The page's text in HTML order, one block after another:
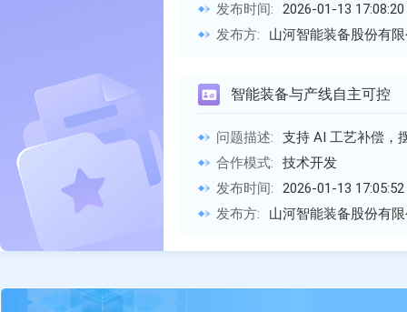
发布时间:
2026-01-13 17:08:20
发布方:
山河智能装备股份有
智能装备与产线自主可控
问题描述:
支持 AI 工艺补偿，摆脱进口依赖，适
合作模式:
技术开发
发布时间:
2026-01-13 17:05:52
发布方:
山河智能装备股份有